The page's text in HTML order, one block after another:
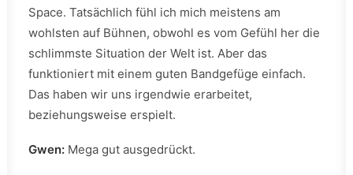
Space. Tatsächlich fühl ich mich meistens am
wohlsten auf Bühnen, obwohl es vom Gefühl her die
schlimmste Situation der Welt ist. Aber das
funktioniert mit einem guten Bandgefüge einfach.
Das haben wir uns irgendwie erarbeitet,
beziehungsweise erspielt.
Gwen: Mega gut ausgedrückt.